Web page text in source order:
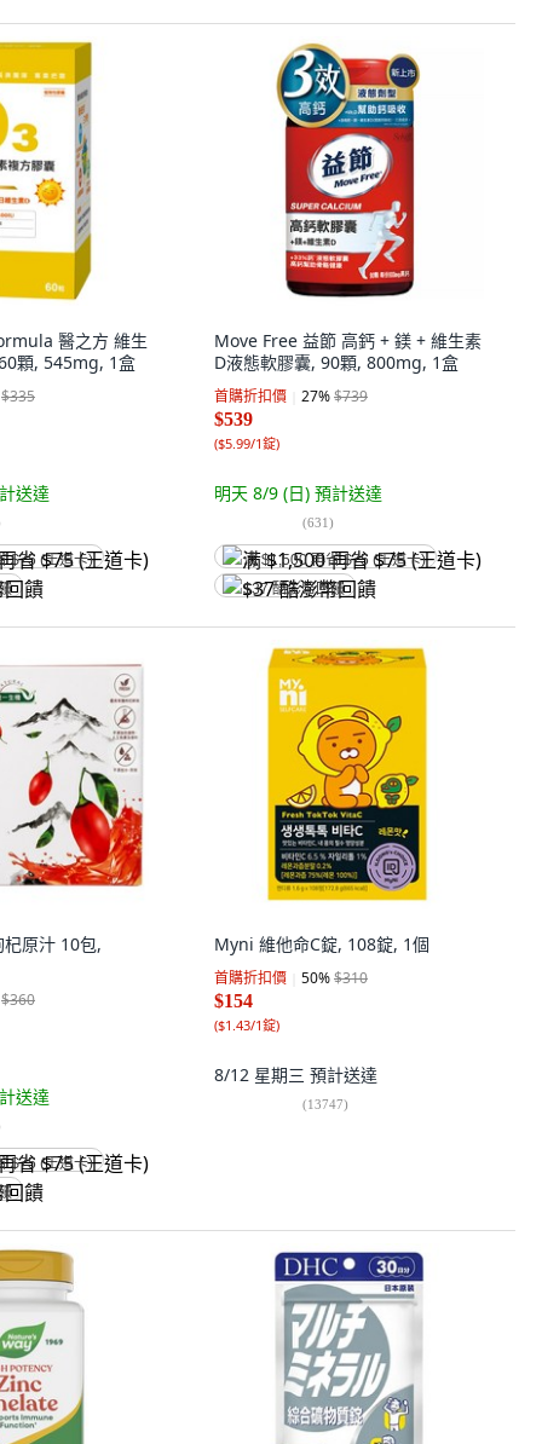
醫之方 維生
顆, 545mg, 1盒
$335
送達
$75 (王道卡)
Move Free 益節 高鈣 + 鎂 + 維生素
D液態軟膠囊, 90顆, 800mg, 1盒
首購折扣價 27%$739
$539
($5.99/1錠)
明天 8/9 (日) 預計送達
(631)
满 $1,500 再省 $75 (王道卡)
$37 酷澎幣回饋
原汁 10包,
$360
送達
$75 (王道卡)
Myni 維他命C錠, 108錠, 1個
首購折扣價 50%$310
$154
($1.43/1錠)
8/12 星期三 預計送達
(13747)